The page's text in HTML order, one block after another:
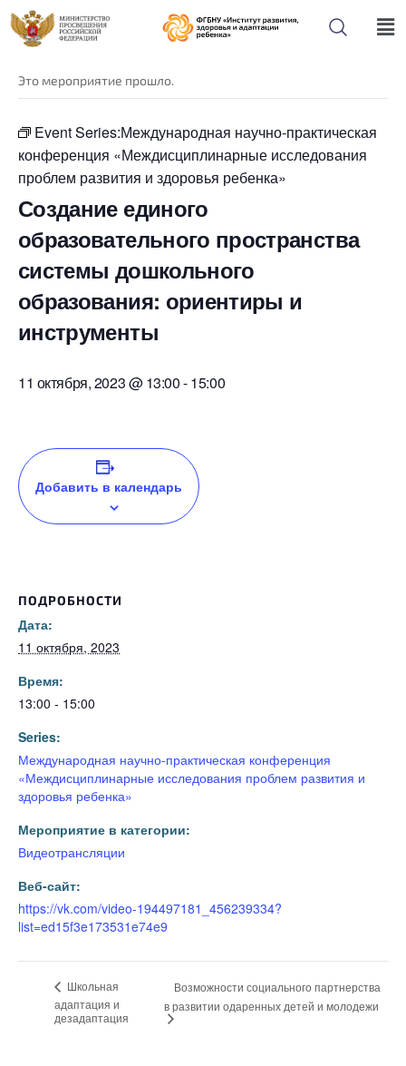
« Все Мероприятия
Это мероприятие прошло.
Event Series:Международная научно-практическая
конференция «Междисциплинарные исследования
проблем развития и здоровья ребенка»
Создание единого
образовательного пространства
системы дошкольного
образования: ориентиры и
инструменты
11 октября, 2023 @ 13:00-15:00
Добавить в календарь
ПОДРОБНОСТИ
Дата:
11 октября, 2023
Время:
13:00 - 15:00
Series:
Международная научно-практическая конференция
«Междисциплинарные исследования проблем развития и
здоровья ребенка»
Мероприятие в категории:
Видеотрансляции
Веб-сайт:
https://vk.com/video-194497181_456239334?
list=ed15f3e173531e74e9
Школьная
адаптация и
дезадаптация
Возможности социального партнерства
в развитии одаренных детей и молодежи